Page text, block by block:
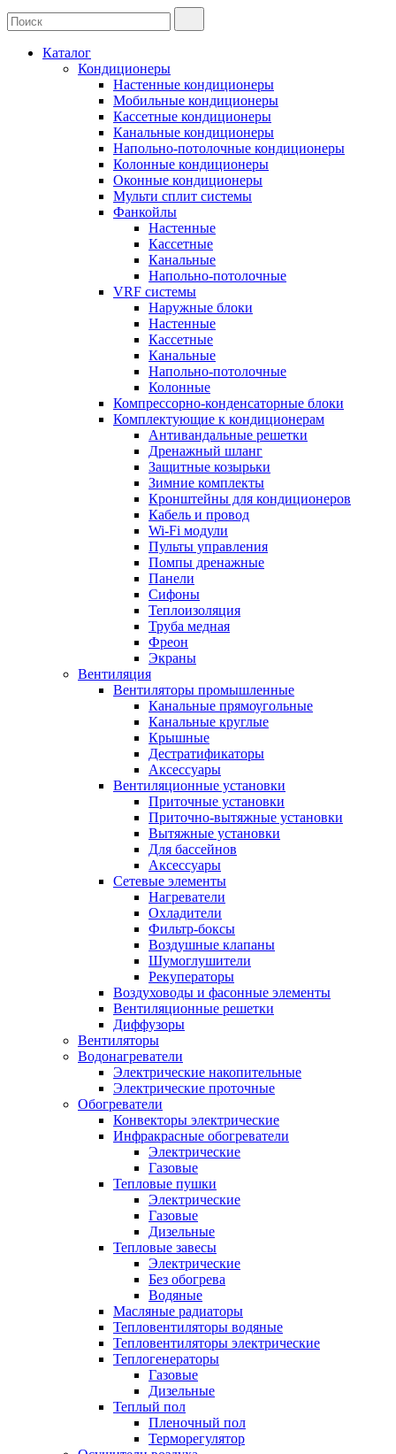
Каталог
Кондиционеры
Настенные кондиционеры
Мобильные кондиционеры
Кассетные кондиционеры
Канальные кондиционеры
Напольно-потолочные кондиционеры
Колонные кондиционеры
Оконные кондиционеры
Мульти сплит системы
Фанкойлы
Настенные
Кассетные
Канальные
Напольно-потолочные
VRF системы
Наружные блоки
Настенные
Кассетные
Канальные
Напольно-потолочные
Колонные
Компрессорно-конденсаторные блоки
Комплектующие к кондиционерам
Антивандальные решетки
Дренажный шланг
Защитные козырьки
Зимние комплекты
Кронштейны для кондиционеров
Кабель и провод
Wi-Fi модули
Пульты управления
Помпы дренажные
Панели
Сифоны
Теплоизоляция
Труба медная
Фреон
Экраны
Вентиляция
Вентиляторы промышленные
Канальные прямоугольные
Канальные круглые
Крышные
Дестратификаторы
Аксессуары
Вентиляционные установки
Приточные установки
Приточно-вытяжные установки
Вытяжные установки
Для бассейнов
Аксессуары
Сетевые элементы
Нагреватели
Охладители
Фильтр-боксы
Воздушные клапаны
Шумоглушители
Рекуператоры
Воздуховоды и фасонные элементы
Вентиляционные решетки
Диффузоры
Вентиляторы
Водонагреватели
Электрические накопительные
Электрические проточные
Обогреватели
Конвекторы электрические
Инфракрасные обогреватели
Электрические
Газовые
Тепловые пушки
Электрические
Газовые
Дизельные
Тепловые завесы
Электрические
Без обогрева
Водяные
Масляные радиаторы
Тепловентиляторы водяные
Тепловентиляторы электрические
Теплогенераторы
Газовые
Дизельные
Теплый пол
Пленочный пол
Терморегулятор